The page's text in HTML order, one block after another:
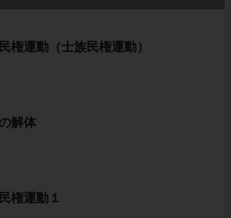
権運動（士族民権運動）
解体
権運動１